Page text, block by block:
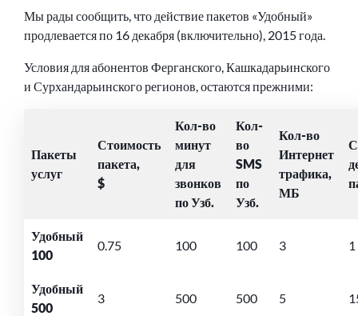
Мы рады сообщить, что действие пакетов «Удобный»
продлевается по 16 декабря (включительно), 2015 года.
Условия для абонентов Ферганского, Кашкадарьинского
и Сурхандарьинского регионов, остаются прежними:
Пакеты
услуг
Стоимость
пакета,
$
Кол-во
минут
для
звонков
по Узб.
Кол-
во
SMS
по
Узб.
Кол-во
Интернет
трафика,
МБ
Удобный
100
0.75 100 100 3 1
Удобный
500
3 500 500 5